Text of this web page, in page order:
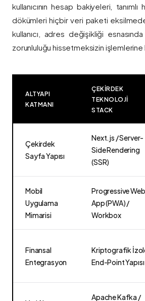
kullanıcının hesap bakiyeleri,
dökümleri hiçbir veri paketi
kullanıcı, adres değişikliği
zorunluluğu hissetmeksizin işlemlerine
ALTYAPI
KATMANI
ÇEKIRDEK
TEKNOLOJI
STACK
Çekirdek
Sayfa Yapısı
Next.js / Server-
Side Rendering
(SSR)
Mobil
Uygulama
Mimarisi
Progressive Web
App (PWA) /
Workbox
Finansal
Entegrasyon
Kriptografik
End-Point Yapısı
Apache Kafka /